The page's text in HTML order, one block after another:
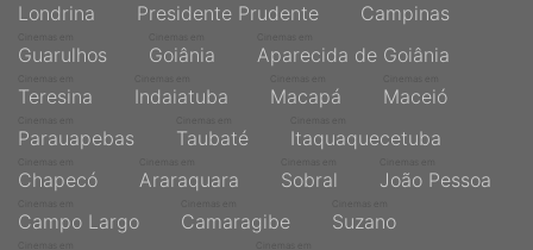
Londrina Presidente Prudente Campinas
Guarulhos Goiânia Aparecida de Goiânia
Teresina Indaiatuba Macapá Maceió
Parauapebas Taubaté Itaquaquecetuba
Chapecó Araraquara Sobral João Pessoa
Campo Largo Camaragibe Suzano